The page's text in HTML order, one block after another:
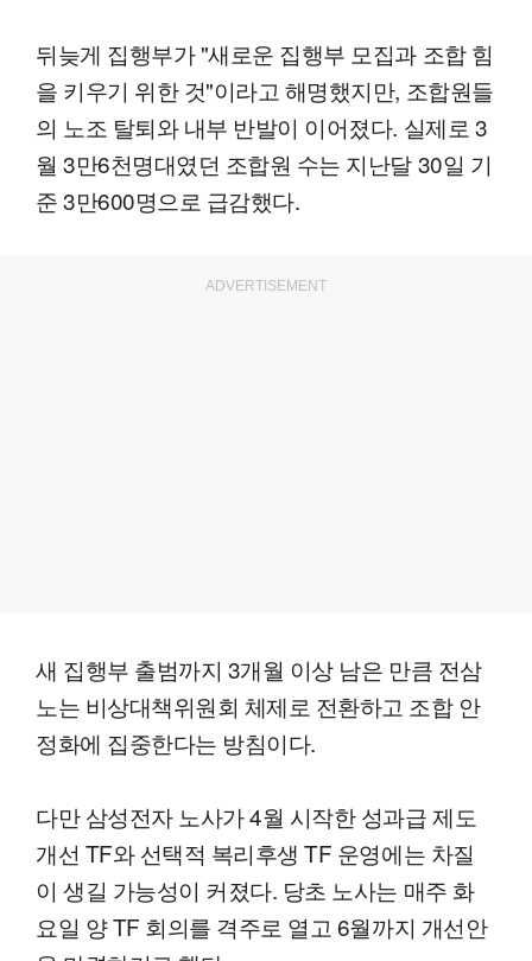
뒤늦게 집행부가 "새로운 집행부 모집과 조합 힘
을 키우기 위한 것"이라고 해명했지만, 조합원들
의 노조 탈퇴와 내부 반발이 이어졌다. 실제로 3
월 3만6천명대였던 조합원 수는 지난달 30일 기
준 3만600명으로 급감했다.
ADVERTISEMENT
새 집행부 출범까지 3개월 이상 남은 만큼 전삼
노는 비상대책위원회 체제로 전환하고 조합 안
정화에 집중한다는 방침이다.
다만 삼성전자 노사가 4월 시작한 성과급 제도
개선 TF와 선택적 복리후생 TF 운영에는 차질
이 생길 가능성이 커졌다. 당초 노사는 매주 화
요일 양 TF 회의를 격주로 열고 6월까지 개선안